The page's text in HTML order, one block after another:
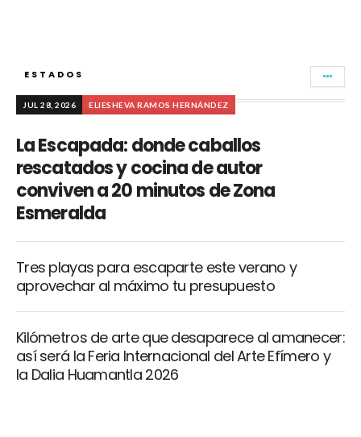
ESTADOS
JUL 28, 2026 ELIESHEVA RAMOS HERNÁNDEZ
La Escapada: donde caballos
rescatados y cocina de autor
conviven a 20 minutos de Zona
Esmeralda
Tres playas para escaparte este verano y
aprovechar al máximo tu presupuesto
Kilómetros de arte que desaparece al amanecer:
así será la Feria Internacional del Arte Efímero y
la Dalia Huamantla 2026